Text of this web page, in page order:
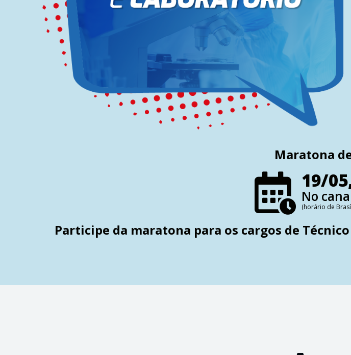
Maratona
19/
No
(horário de
Participe da maratona para os cargos de